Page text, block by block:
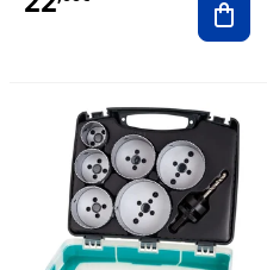
Prix 82,62€